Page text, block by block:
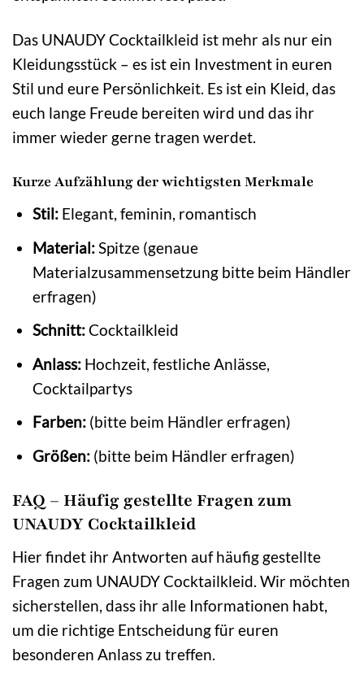
Das UNAUDY Cocktailkleid ist mehr als nur ein
Kleidungsstück – es ist ein Investment in euren
Stil und eure Persönlichkeit. Es ist ein Kleid, das
euch lange Freude bereiten wird und das ihr
immer wieder gerne tragen werdet.
Kurze Aufzählung der wichtigsten Merkmale
Stil:Elegant, feminin, romantisch
Material:Spitze (genaue
Materialzusammensetzung bitte beim Händler
erfragen)
Schnitt:Cocktailkleid
Anlass:Hochzeit, festliche Anlässe,
Cocktailpartys
Farben:(bitte beim Händler erfragen)
Größen:(bitte beim Händler erfragen)
FAQ – Häufig gestellte Fragen zum
UNAUDY Cocktailkleid
Hier findet ihr Antworten auf häufig gestellte
Fragen zum UNAUDY Cocktailkleid. Wir möchten
sicherstellen, dass ihr alle Informationen habt,
um die richtige Entscheidung für euren
besonderen Anlass zu treffen.